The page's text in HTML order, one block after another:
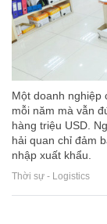
Một doanh nghiệp
mỗi năm mà vẫn
hàng triệu USD.
hải quan chỉ đảm
nhập xuất khẩu.
Thời sự - Logistics